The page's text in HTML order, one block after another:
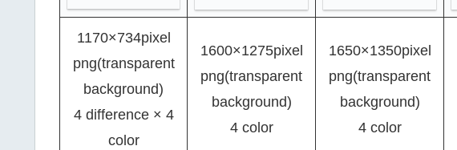
1170×734pixel
png(transparent
background)
4 difference × 4
color
1600×1275pixel
png(transparent
background)
4 color
1650×1350pixel
png(transparent
background)
4 color